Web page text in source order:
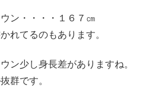
ン・・・・１６７㎝
れてるのもあります。
ン少し身長差がありますね。
群です。